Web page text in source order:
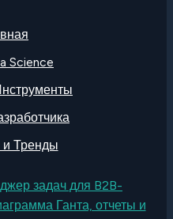
Science
и Тренды
задач для B2B-
Ганта, отчеты и